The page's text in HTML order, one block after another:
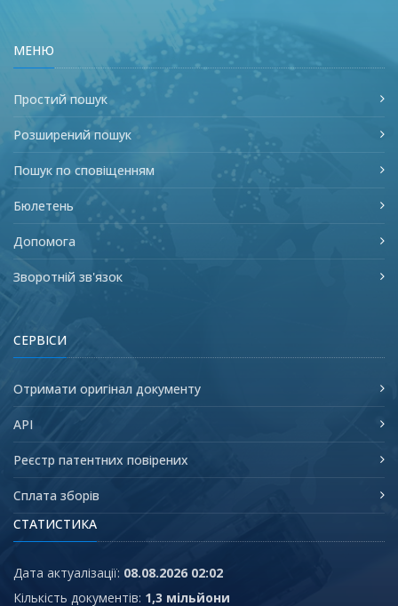
МЕНЮ
Простий пошук
Розширений пошук
Пошук по сповіщенням
Бюлетень
Допомога
Зворотній зв'язок
СЕРВІСИ
Отримати оригінал документу
API
Реєстр патентних повірених
Сплата зборів
СТАТИСТИКА
Дата актуалізації: 08.08.2026 02:02
Кількість документів: 1,3 мільйони